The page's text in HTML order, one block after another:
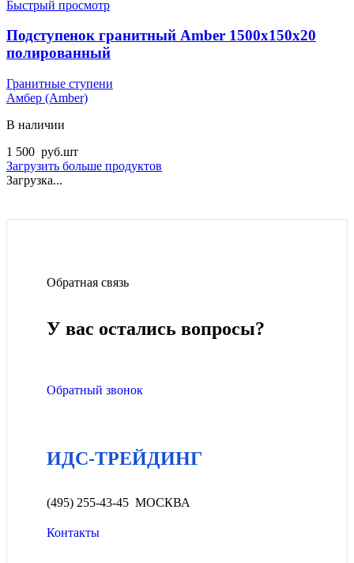
Быстрый просмотр
Подступенок гранитный Amber 1500x150x20
полированный
Гранитные ступени
Амбер (Amber)
В наличии
1 500 руб.шт
Загрузить больше продуктов
Загрузка...
Обратная связь
У вас остались вопросы?
Обратный звонок
ИДС-ТРЕЙДИНГ
(495) 255-43-45 МОСКВА
Контакты